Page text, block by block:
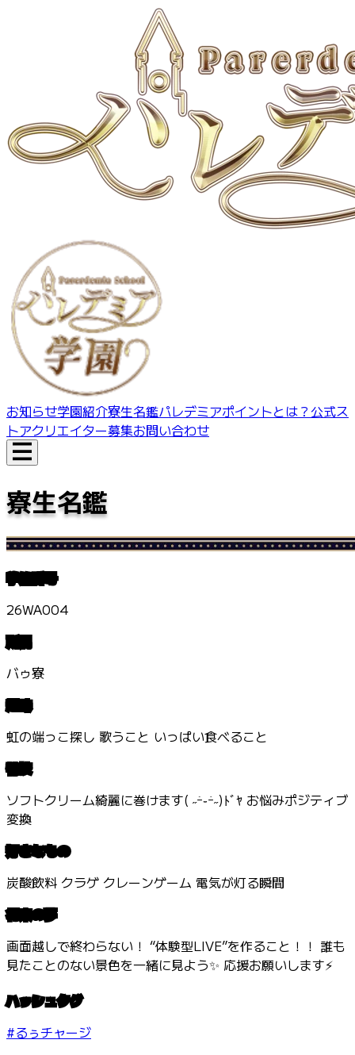
お知らせ学園紹介寮生名鑑パレデミアポイントとは？ 公式ス
トアクリエイター募集お問い合わせ
寮生名鑑
学籍番号
26WA004
所属
バゥ寮
趣味
虹の端っこ探し 歌うこと いっぱい食べること
特技
ソフトクリーム綺麗に巻けます( ˶ｰ̀֊ｰ́˶)ﾄﾞﾔ お悩みポジティブ
変換
好きなもの
炭酸飲料 クラゲ クレーンゲーム 電気が灯る瞬間
将来の夢
画面越しで終わらない！ “体験型LIVE”を作ること！！ 誰も
見たことのない景色を一緒に見よう✨ 応援お願いします⚡️
ハッシュタグ
#るぅチャージ